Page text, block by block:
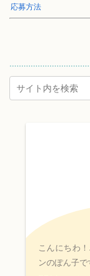
応募方法
こんにちわ
ンのぽん子で